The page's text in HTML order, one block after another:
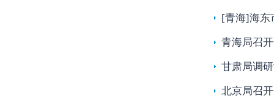
[青海]海东
青海局召
甘肃局调
北京局召